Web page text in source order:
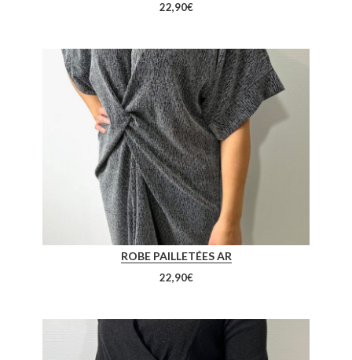
22,90€
ROBE PAILLETÉES AR
22,90€